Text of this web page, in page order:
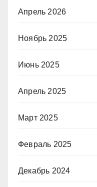
Апрель 2026
Ноябрь 2025
Июнь 2025
Апрель 2025
Март 2025
Февраль 2025
Декабрь 2024